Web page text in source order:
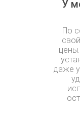
У
По
даже